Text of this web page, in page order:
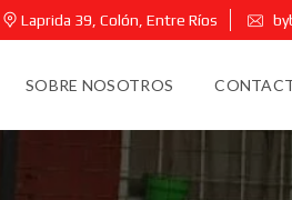
Laprida 39, Colón, Entre Ríos
SOBRE NOSOTROS